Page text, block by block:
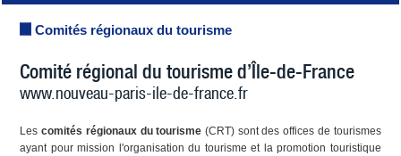
Comités régionaux du tourisme
Comité régional du tourisme d’Île-de-France
www.nouveau-paris-ile-de-france.fr
Lescomités régionaux du tourisme (CRT) sont des offices de tourismes
ayant pour mission l'organisation du tourisme et la promotion touristique